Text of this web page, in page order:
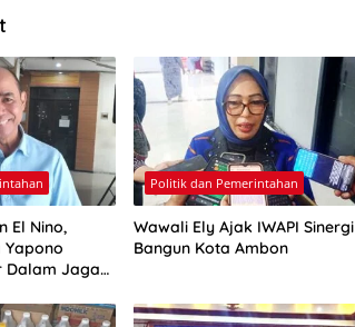
El Nino,
Yapono
Dalam Jaga
Politik dan Pemerintahan
Wawali Ely Ajak IWAPI Sinergi
Bangun Kota Ambon